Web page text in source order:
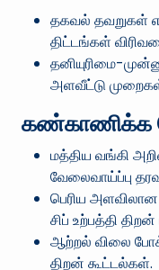
தகவல் தவறுகள்
திட்டங்கள்
தனியுரிமை-
அளவீட்டு
கண்காணிக்க
மத்திய வங்கி
வேலைவாய்ப்பு
பெரிய
சிப் உற்பத்தி திறன்
ஆற்றல் விலை
திறன் கூட்டல்கள்.